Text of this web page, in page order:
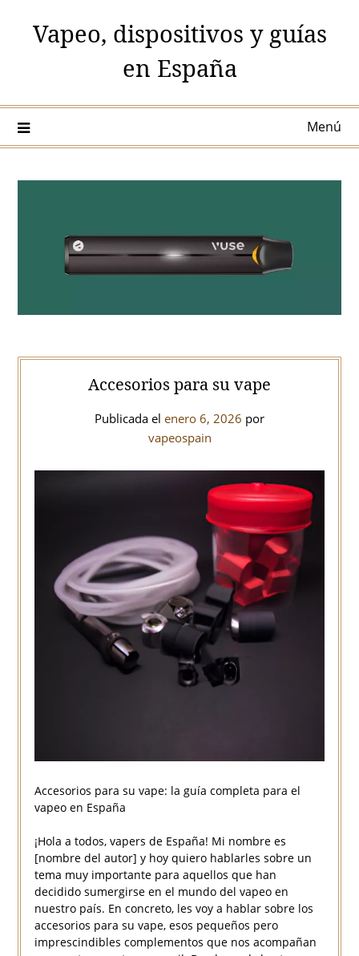
contenido
Vapeo, dispositivos y guías
en España
Menú
Accesorios para su vape
Publicada el enero 6, 2026 por
vapeospain
Accesorios para su vape: la guía completa para el
vapeo en España
¡Hola a todos, vapers de España! Mi nombre es
[nombre del autor] y hoy quiero hablarles sobre un
tema muy importante para aquellos que han
decidido sumergirse en el mundo del vapeo en
nuestro país. En concreto, les voy a hablar sobre los
accesorios para su vape, esos pequeños pero
imprescindibles complementos que nos acompañan